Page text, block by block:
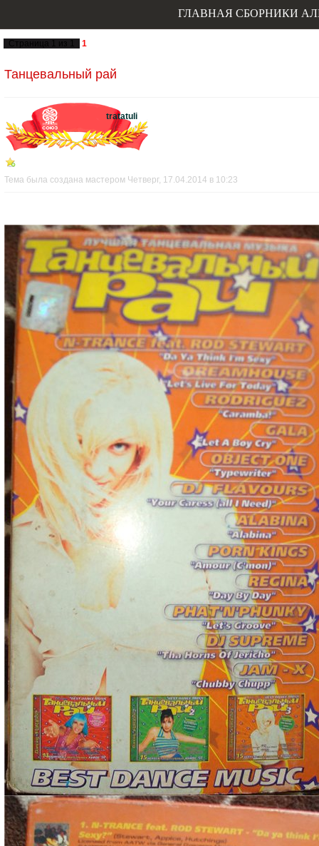
ГЛАВНАЯ СБОРНИКИ
Страница 1 из 1 1
Танцевальный рай
tratatuli
Тема была создана мастером Четверг, 17.04.2014 в 10:23